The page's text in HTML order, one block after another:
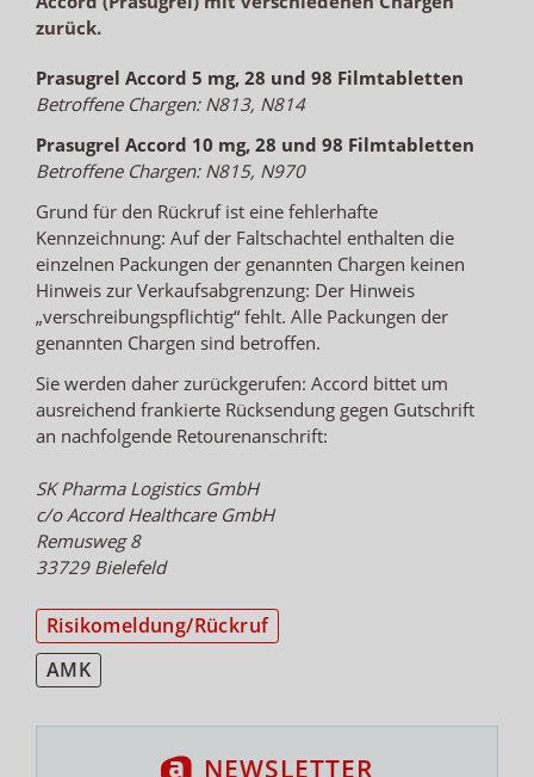
zurück.
Prasugrel Accord 5 mg, 28 und 98 Filmtabletten
Betroffene Chargen: N813, N814
Prasugrel Accord 10 mg, 28 und 98 Filmtabletten
Betroffene Chargen: N815, N970
Grund für den Rückruf ist eine fehlerhafte
Kennzeichnung: Auf der Faltschachtel enthalten die
einzelnen Packungen der genannten Chargen keinen
Hinweis zur Verkaufsabgrenzung: Der Hinweis
„verschreibungspflichtig“ fehlt. Alle Packungen der
genannten Chargen sind betroffen.
Sie werden daher zurückgerufen: Accord bittet um
ausreichend frankierte Rücksendung gegen Gutschrift
an nachfolgende Retourenanschrift:
SK Pharma Logistics GmbH
c/o Accord Healthcare GmbH
Remusweg 8
33729 Bielefeld
Risikomeldung/Rückruf
AMK
NEWSLETTER